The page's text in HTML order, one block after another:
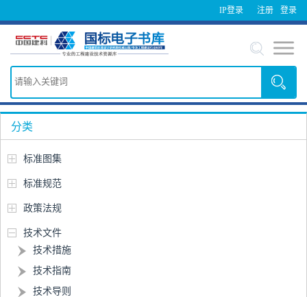
IP登录 登录
注册
分类
标准图集
标准规范
政策法规
技术文件
技术措施
技术指南
技术导则